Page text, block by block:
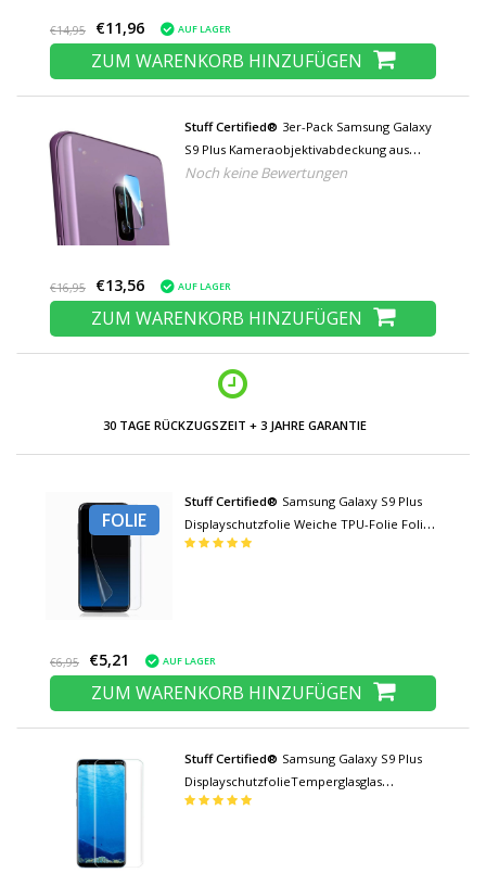
€14,95 €11,96 AUF LAGER
ZUM WARENKORB HINZUFÜGEN
Stuff Certified® 3er-Pack Samsung Galaxy
S9 Plus Kameraobjektivabdeckung aus
gehärtetem Glas - stoßfester
Noch keine Bewertungen
€16,95 €13,56 AUF LAGER
ZUM WARENKORB HINZUFÜGEN
30 TAGE RÜCKZUGSZEIT + 3 JAHRE GARANTIE
FOLIE
Stuff Certified® Samsung Galaxy S9 Plus
Displayschutzfolie Weiche TPU-Folie Folie
PET-Folie
€6,95 €5,21 AUF LAGER
ZUM WARENKORB HINZUFÜGEN
Stuff Certified® Samsung Galaxy S9 Plus
DisplayschutzfolieTemperglasglas
gehärtete Glasgläser